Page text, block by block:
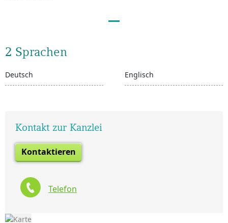
2 Sprachen
Deutsch Englisch
Kontakt zur Kanzlei
Kontaktieren
Telefon